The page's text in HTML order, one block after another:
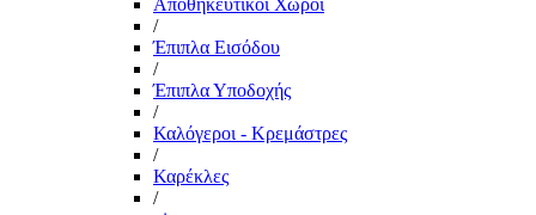
Αποθηκευτικοί Χώροι
/
Έπιπλα Εισόδου
/
Έπιπλα Υποδοχής
/
Καλόγεροι - Κρεμάστρες
/
Καρέκλες
/